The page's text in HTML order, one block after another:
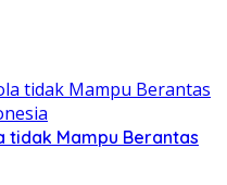
tidak Mampu Berantas